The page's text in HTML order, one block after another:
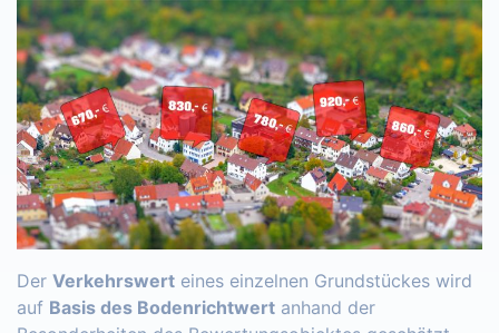
Der Verkehrswert eines einzelnen Grundstückes wird
auf Basis des Bodenrichtwert anhand der